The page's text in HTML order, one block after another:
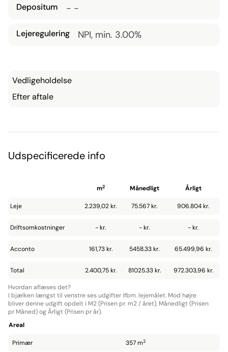
direkte ned, er der to pæne toiletter.
Alt i alt et helt fantantask minidomicil, du ikke finder
Depositum - -
Lejeregulering NPI, min. 3.00%
Vedligeholdelse
Efter aftale
Udspecificerede info
m2 Månedligt Årligt
Leje 2.239,02 kr. 75.567 kr. 906.804 kr.
Driftsomkostninger - kr. - kr. - kr.
Acconto 161,73 kr. 5458.33 kr. 65.499,96 kr.
Total 2.400,75 kr. 81025.33 kr. 972.303,96 kr.
Hvordan aflæses det?
I bjælken længst til venstre ses udgifter ifbm. lejemålet. Mod højre
bliver denne udgift opdelt i M2 (Prisen pr. m2 / året), Månedligt (Prisen
pr Måned) og Årligt (Prisen pr år).
Areal
Primær 357 m2